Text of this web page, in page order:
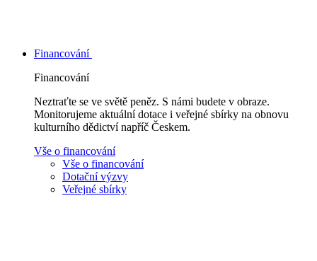
Financování
Financování
Neztraťte se ve světě peněz. S námi budete v obraze.
Monitorujeme aktuální dotace i veřejné sbírky na obnovu
kulturního dědictví napříč Českem.
Vše o financování
Vše o financování
Dotační výzvy
Veřejné sbírky